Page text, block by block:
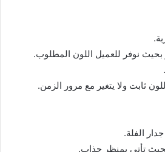
بحيث نوفر للعميل اللون المطلوب.
ثابت ولا يتغير مع مرور الزمن.
الفلة.
تأتي بمنظر جذاب.